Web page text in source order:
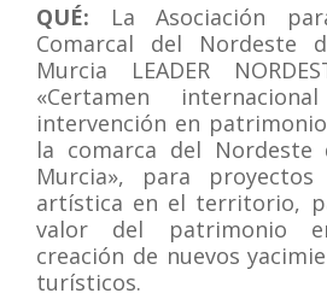
QUÉ: La Asociación
Comarcal del Nordeste
Murcia LEADER
«Certamen
intervención en
la comarca del Nordeste
Murcia», para
artística en el territorio,
valor del patrimonio
creación de nuevos
turísticos.